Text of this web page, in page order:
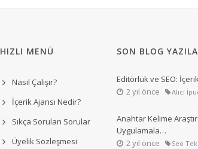
HIZLI MENÜ
Nasıl Çalışır?
İçerik Ajansı Nedir?
Sıkça Sorulan Sorular
Üyelik Sözleşmesi
SON BLOG
Editörlük ve SEO:
2 yıl önce
Alıcı
Anahtar Kelime
Uygulamala…
2 yıl önce
Seo